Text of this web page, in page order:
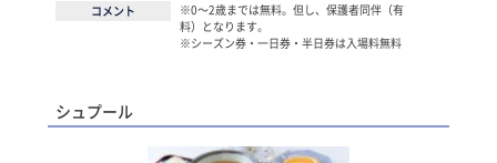
コメント
※0〜2歳までは無料。但し、保護者同伴（有
料）となります。
※シーズン券・一日券・半日券は入場料無料
シュプール